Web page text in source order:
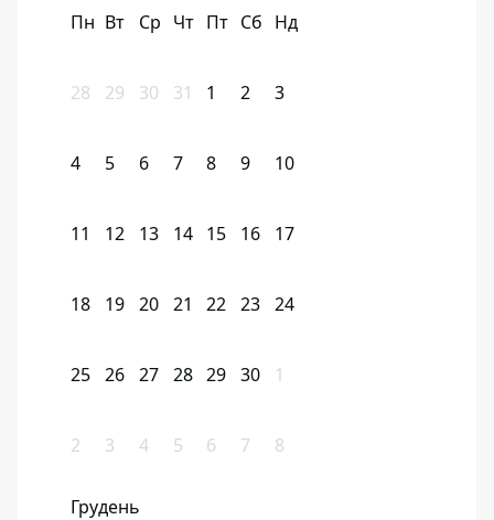
Пн Вт Ср Чт Пт Сб Нд
28 29 30 31 1 2 3
4 5 6 7 8 9 10
11 12 13 14 15 16 17
18 19 20 21 22 23 24
25 26 27 28 29 30 1
2 3 4 5 6 7 8
Грудень